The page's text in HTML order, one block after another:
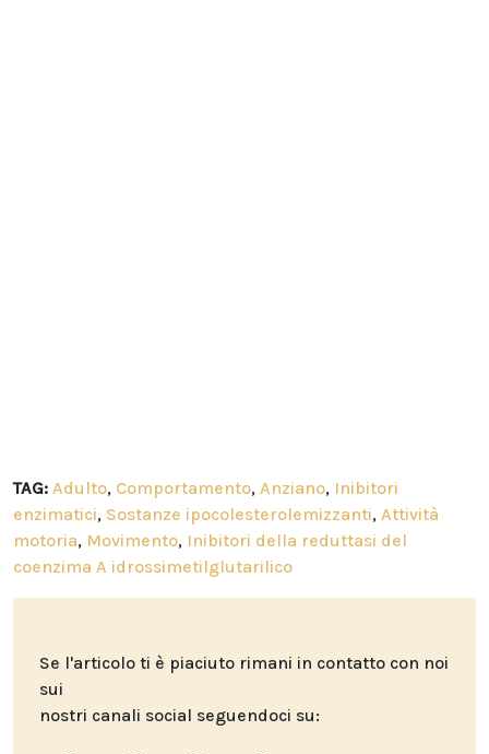
TAG: Adulto, Comportamento, Anziano, Inibitori
enzimatici, Sostanze ipocolesterolemizzanti, Attività
motoria, Movimento, Inibitori della reduttasi del
coenzima A idrossimetilglutarilico
Se l'articolo ti è piaciuto rimani in contatto con noi
sui
nostri canali social seguendoci su: